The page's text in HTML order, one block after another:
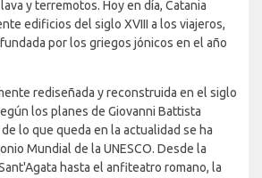
y terremotos. Hoy en día, Catania
edificios del siglo XVIII a los viajeros,
por los griegos jónicos en el año
rediseñada y reconstruida en el siglo
los planes de Giovanni Battista
lo que queda en la actualidad se ha
Mundial de la UNESCO. Desde la
hasta el anfiteatro romano, la